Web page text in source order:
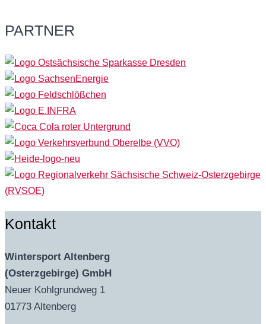
PARTNER
Kontakt
Wintersport Altenberg
(Osterzgebirge) GmbH
Neuer Kohlgrundweg 1
01773 Altenberg